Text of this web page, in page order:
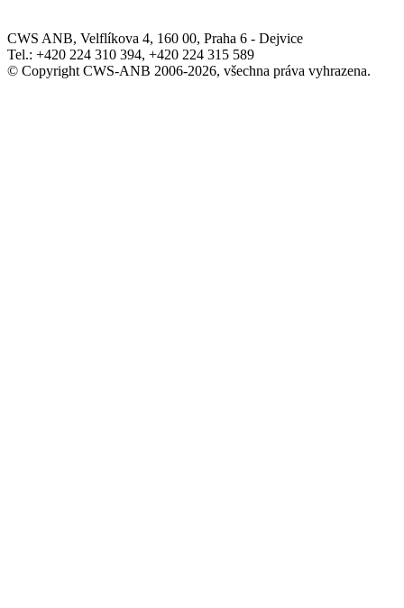
CWS ANB, Velflíkova 4, 160 00, Praha 6 - Dejvice
Tel.: +420 224 310 394, +420 224 315 589
© Copyright CWS-ANB 2006-2026, všechna práva vyhrazena.